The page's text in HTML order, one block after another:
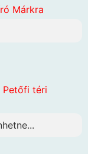
Márkra
Petőfi téri